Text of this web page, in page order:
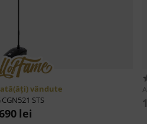
vândute
CGN521 STS
lei